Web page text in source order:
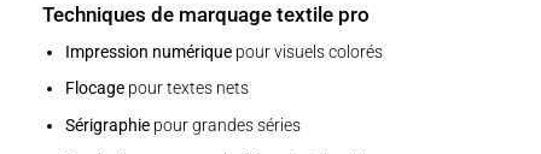
Techniques de marquage textile pro
Impression numériquepour visuels colorés
Flocagepour textes nets
Sérigraphiepour grandes séries